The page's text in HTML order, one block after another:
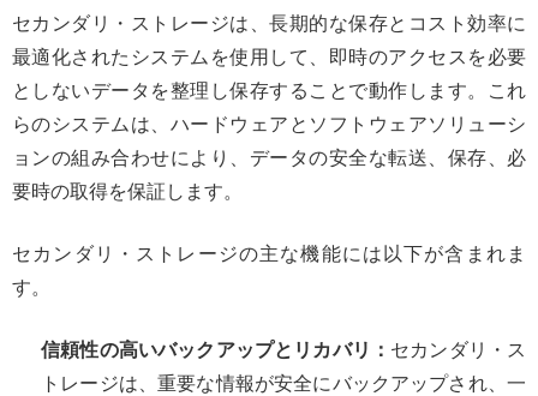
セカンダリ・ストレージは、長期的な保存とコスト効率に
最適化されたシステムを使用して、即時のアクセスを必要
としないデータを整理し保存することで動作します。これ
らのシステムは、ハードウェアとソフトウェアソリューシ
ョンの組み合わせにより、データの安全な転送、保存、必
要時の取得を保証します。
セカンダリ・ストレージの主な機能には以下が含まれま
す。
信頼性の高いバックアップとリカバリ： セカンダリ・ス
トレージは、重要な情報が安全にバックアップされ、一